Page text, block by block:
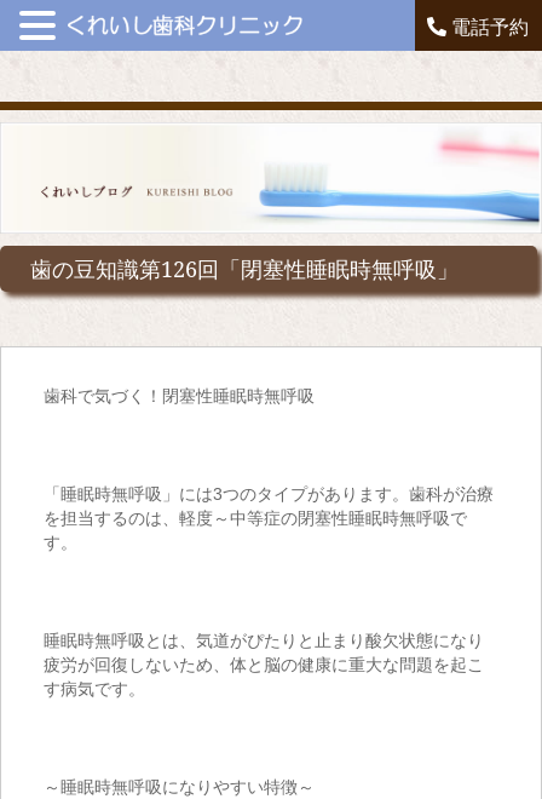
電話予約
歯の豆知識第126回「閉塞性睡眠時無呼吸」
歯科で気づく！閉塞性睡眠時無呼吸
「睡眠時無呼吸」には3つのタイプがあります。歯科が治療
を担当するのは、軽度～中等症の閉塞性睡眠時無呼吸で
す。
睡眠時無呼吸とは、気道がぴたりと止まり酸欠状態になり
疲労が回復しないため、体と脳の健康に重大な問題を起こ
す病気です。
～睡眠時無呼吸になりやすい特徴～